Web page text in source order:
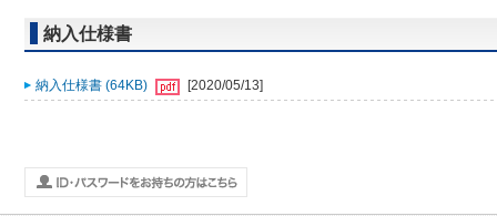
納入仕様書
納入仕様書 (64KB) [2020/05/13]